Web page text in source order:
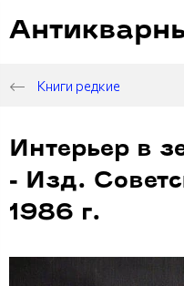
Книги редкие
Интерьер в
- Изд.
1986 г.